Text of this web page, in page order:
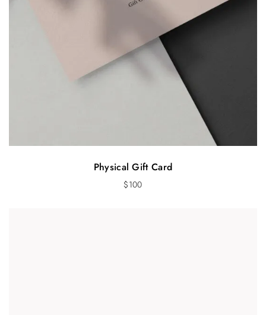
Physical Gift Card
$100